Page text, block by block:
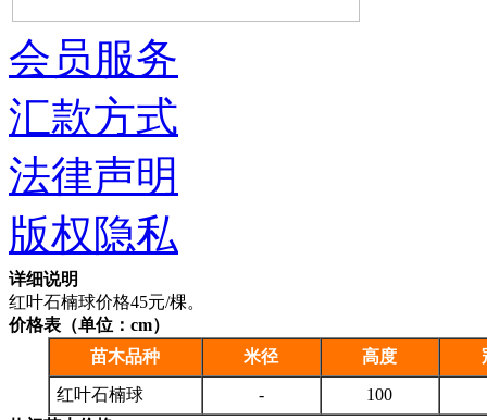
详细说明
红叶石楠球价格45元/棵。
价格表（单位：cm）
苗木品种
米径 高度
红叶石楠球 - 100
会员服务
汇款方式
法律声明
版权隐私